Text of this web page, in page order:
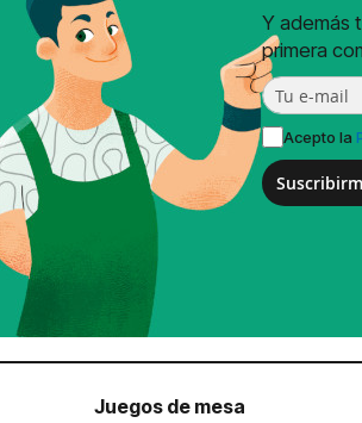
Y además
primera
Acepto la
Juegos de mesa